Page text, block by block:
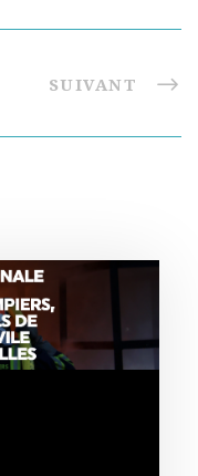
SUIVANT